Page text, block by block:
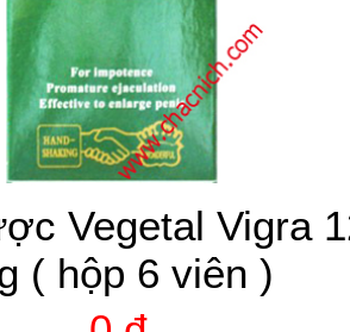
Vegetal Vigra
( hộp 6 viên )